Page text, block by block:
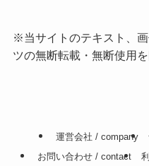
※当サイトのテキスト、
ツの無断転載・無断使用を
運営会社 / company
お問い合わせ / contact